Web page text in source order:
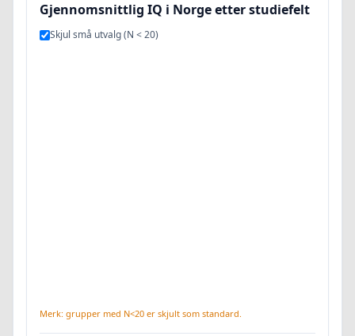
Gjennomsnittlig IQ i Norge etter studiefelt
Skjul små utvalg (N < 20)
Merk: grupper med N<20 er skjult som standard.